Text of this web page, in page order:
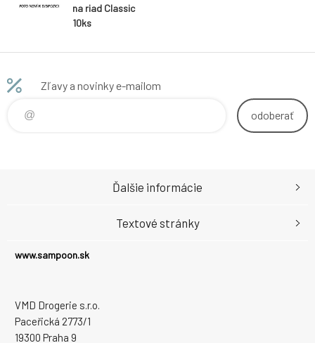
na riad Classic
10ks
Zľavy a novinky e-mailom
odoberať
www.sampoon.sk
VMD Drogerie s.r.o.
Paceřická 2773/1
19300 Praha 9
Ďalšie informácie
Textové stránky